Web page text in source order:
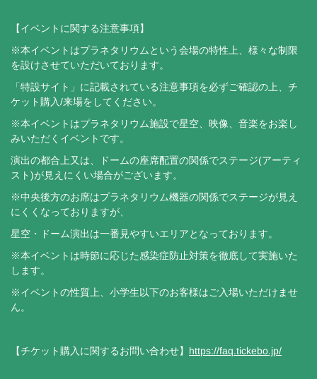
【イベントに関する注意事項】
※本イベントはプラネタリウムという会場の特性上、様々な制限
を設けさせていただいております。
「特設サイト」に記載されている注意事項を必ずご確認の上、チ
ケット購入/来場をしてください。
※本イベントはプラネタリウム施設で星空、映像、音楽をお楽し
みいただくイベントです。
演出の都合上又は、ドームの座席配置の関係でステージ(アーティ
スト)が見えにくい場合がございます。
※中央後方のお席はプラネタリウム機器の関係でステージが見え
にくくなっておりますが、
星空・ドーム演出は一番見やすいエリアとなっております。
※本イベントは時節に応じた感染症防止対策を徹底して実施いた
します。
※イベントの性質上、小学生以下のお客様はご入場いただけませ
ん。
【チケット購入に関するお問い合わせ】 https://faq.tickebo.jp/